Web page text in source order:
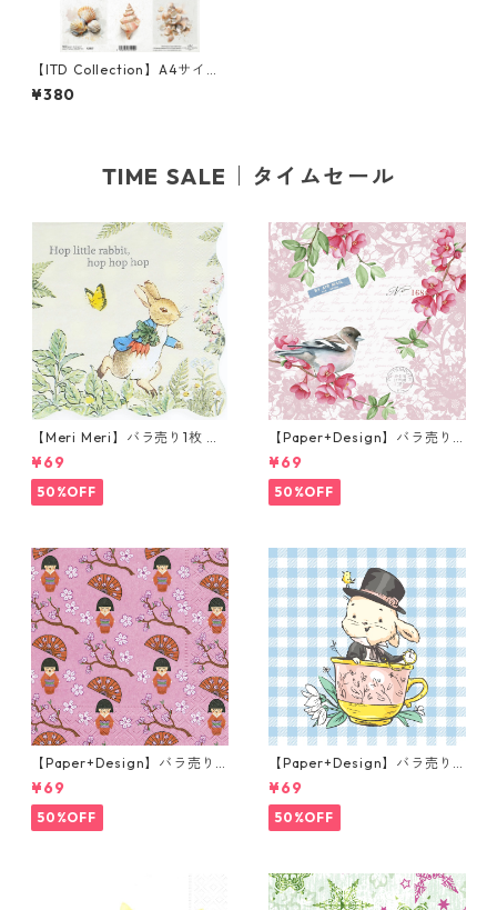
【ITD Collection】A4サイズ
ライスペーパー R2857 デコパ
ージュ
¥380
TIME SALE｜タイムセール
【Meri Meri】バラ売り1枚 カ
クテルサイズ ペーパーナプキ
ン Peter Rabbit In The Gard
en クリーム ピーターラビット
¥69
50%OFF
【Paper+Design】バラ売り2
枚 ランチサイズ ペーパーナプ
キン Sweet bird ローズ
¥69
50%OFF
【Paper+Design】バラ売り2
枚 ランチサイズ ペーパーナプ
キン LITTLE GEISHA ピンク
¥69
50%OFF
【Paper+Design】バラ売り2
枚 ランチサイズ ペーパーナプ
キン Easter Cup ライトブル
ー
¥69
50%OFF